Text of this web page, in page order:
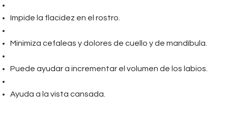
Impide la flacidez en el rostro.
Minimiza cefaleas y dolores de cuello y de mandíbula.
Puede ayudar a incrementar el volumen de los labios.
Ayuda a la vista cansada.